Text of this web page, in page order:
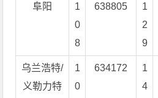
阜阳
1
0
8
638805
1
2
9
乌兰浩特/
义勒力特
1
0
634172
1
4